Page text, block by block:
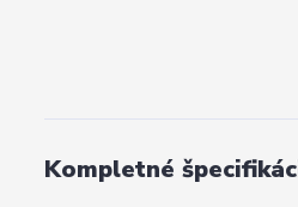
Kompletné